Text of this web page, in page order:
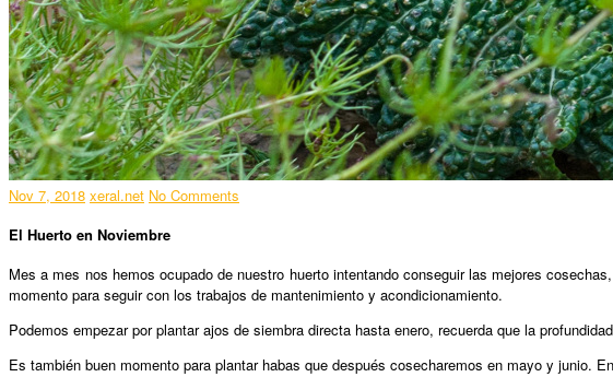
Nov 7, 2018 xeral.net No Comments
El Huerto en Noviembre
Mes a mes nos hemos ocupado de nuestro huerto intentando conseguir las mejores
momento para seguir con los trabajos de mantenimiento y acondicionamiento.
Podemos empezar por plantar ajos de siembra directa hasta enero, recuerda que la
Es también buen momento para plantar habas que después cosecharemos en mayo y junio.